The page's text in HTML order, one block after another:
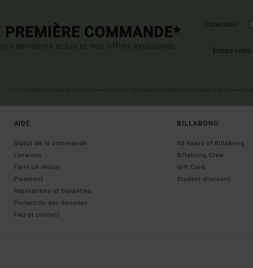
PREMIÈRE COMMANDE*
dernières actus et nos offres exclusives.
Collection
AIDE
Statut de la commande
Livraison
Faire un retour
Paiement
Réparations et Garanties
Protection des données
FAQ et contact
BILLABONG
50 Years of Billabong
Billabong Crew
Gift Card
Student discount